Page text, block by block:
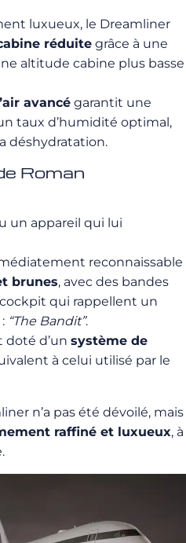
luxueux, le Dreamliner
réduite grâce à une
altitude cabine plus basse
avancé garantit une
taux d’humidité optimal,
déshydratation.
Roman
un appareil qui lui
reconnaissable
brunes, avec des bandes
qui rappellent un
“The Bandit”.
doté d’un système de
à celui utilisé par le
n’a pas été dévoilé, mais
raffiné et luxueux, à